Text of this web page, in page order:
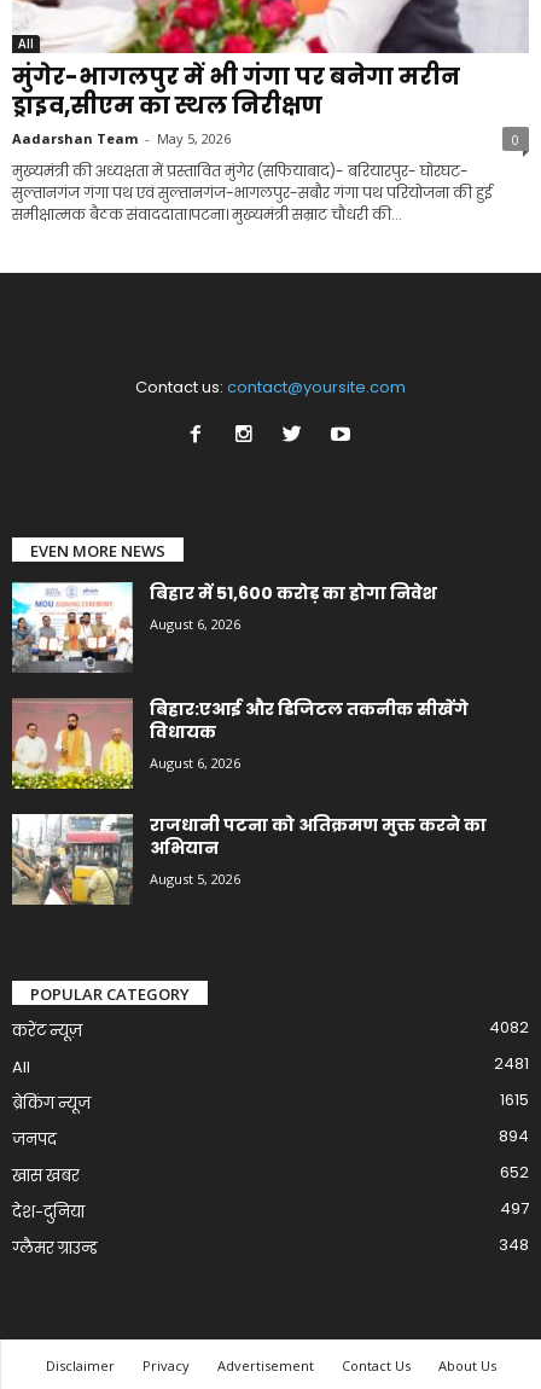
All
मुंगेर-भागलपुर में भी गंगा पर बनेगा मरीन
ड्राइव,सीएम का स्थल निरीक्षण
Aadarshan Team - May 5, 2026 0
मुख्यमंत्री की अध्यक्षता में प्रस्तावित मुंगेर (सफियाबाद)- बरियारपुर- घोरघट-
सुल्तानगंज गंगा पथ एवं सुल्तानगंज-भागलपुर-सबौर गंगा पथ परियोजना की हुई
समीक्षात्मक बैठक संवाददाता।पटना। मुख्यमंत्री सम्राट चौधरी की...
Contact us: contact@yoursite.com
EVEN MORE NEWS
बिहार में 51,600 करोड़ का होगा निवेश
August 6, 2026
बिहार:एआई और डिजिटल तकनीक सीखेंगे
विधायक
August 6, 2026
राजधानी पटना को अतिक्रमण मुक्त करने का
अभियान
August 5, 2026
POPULAR CATEGORY
करेंट न्यूज़
4082
All
2481
ब्रेकिंग न्यूज
1615
जनपद
894
खास खबर
652
देश-दुनिया
497
ग्लैमर ग्राउन्ड
348
Disclaimer Privacy Advertisement Contact Us About Us